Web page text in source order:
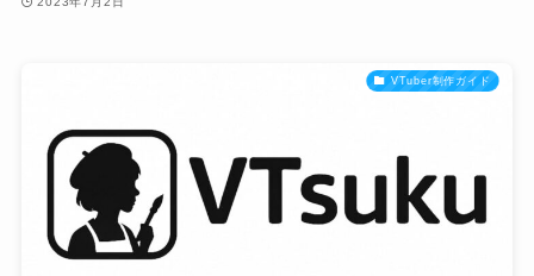
VTuber制作ガイド